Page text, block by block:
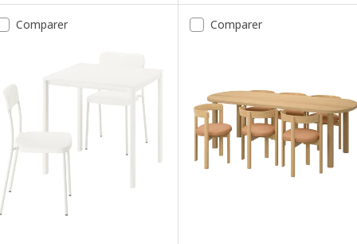
: MÖRBYLÅNGA / TOSSBERG, Table et 4 chaises, plaqué
: MÖRBYLÅNGA / TOBIAS, Table et 4 chaises, plaqué chêne
Comparer Comparer